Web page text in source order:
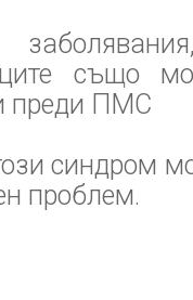
също
преди ПМС
синдром
проблем.